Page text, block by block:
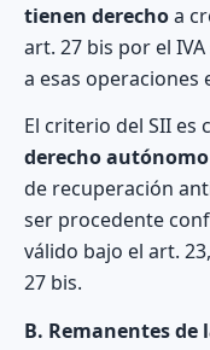
tienen derechoa
art. 27 bis por el
a esas operaciones
El criterio del SII es
derecho autónomo
de recuperación
ser procedente
válido bajo el art.
27 bis.
B. Remanentes de